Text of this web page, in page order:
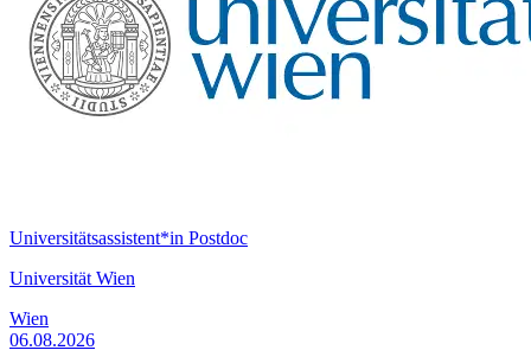
Universitätsassistent*in Postdoc
Universität Wien
Wien
06.08.2026